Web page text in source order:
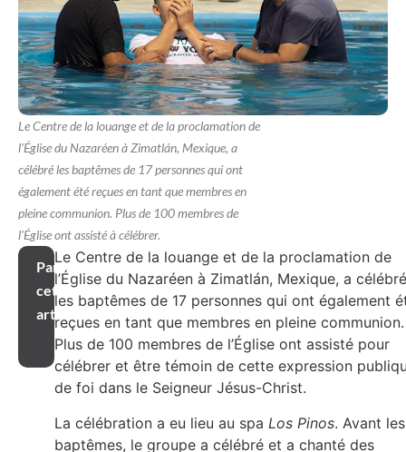
Le Centre de la louange et de la proclamation de
l'Église du Nazaréen à Zimatlán, Mexique, a
célébré les baptêmes de 17 personnes qui ont
également été reçues en tant que membres en
pleine communion. Plus de 100 membres de
l'Église ont assisté à célébrer.
Partager
cet
article
Le Centre de la louange et de la proclamation de
l’Église du Nazaréen à Zimatlán, Mexique, a célébré
les baptêmes de 17 personnes qui ont également
reçues en tant que membres en pleine communion.
Plus de 100 membres de l’Église ont assisté pour
célébrer et être témoin de cette expression
de foi dans le Seigneur Jésus-Christ.
La célébration a eu lieu au spa Los Pinos. Avant les
baptêmes, le groupe a célébré et a chanté des